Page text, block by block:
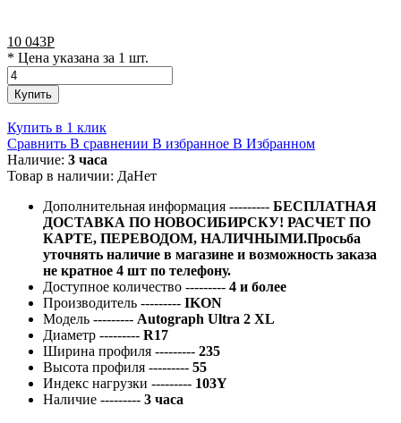
10 043Р
* Цена указана за 1 шт.
Купить
Купить в 1 клик
Сравнить В сравнении В избранное В Избранном
Наличие: 3 часа
Товар в наличии: ДаНет
Дополнительная информация --------- БЕСПЛАТНАЯ
ДОСТАВКА ПО НОВОСИБИРСКУ! РАСЧЕТ ПО
КАРТЕ, ПЕРЕВОДОМ, НАЛИЧНЫМИ.Просьба
уточнять наличие в магазине и возможность заказа
не кратное 4 шт по телефону.
Доступное количество --------- 4 и более
Производитель --------- IKON
Модель --------- Autograph Ultra 2 XL
Диаметр --------- R17
Ширина профиля --------- 235
Высота профиля --------- 55
Индекс нагрузки --------- 103Y
Наличие --------- 3 часа